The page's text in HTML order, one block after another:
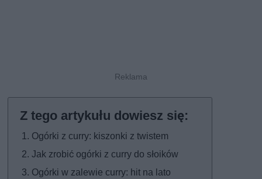
Ogórki z curry: kiszonki z twistem
Jak zrobić ogórki z curry do słoików
Ogórki w zalewie curry: hit na lato